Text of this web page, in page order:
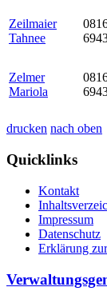
Zeilmaier
Tahnee
Zelmer
Mariola
drucken nach oben
Quicklinks
Kontakt
Impressum
Datenschutz
Erklärung